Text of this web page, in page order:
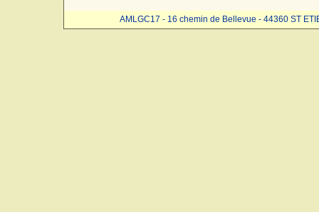
AMLGC17 - 16 chemin de Bellevue - 44360 ST